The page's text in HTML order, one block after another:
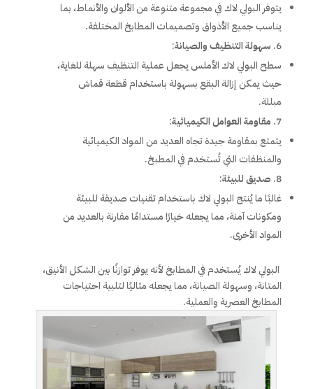
يتوفر البولي لاك في مجموعة متنوعة من الألوان والأنماط، بما
يناسب جميع الأذواق وتصميمات المطابخ المختلفة.
سهولة التنظيف والصيانة:
سطح البولي لاك الأملس يجعل عملية التنظيف سهلة للغاية،
حيث يمكن إزالة البقع بسهولة باستخدام قطعة قماش
مبللة.
مقاومة العوامل الكيميائية:
يتمتع بمقاومة جيدة تجاه العديد من المواد الكيميائية
والمنظفات التي تُستخدم في المطبخ.
صديق للبيئة:
غالبًا ما يُنتج البولي لاك باستخدام تقنيات صديقة للبيئة
ومكونات آمنة، مما يجعله خيارًا مستدامًا مقارنة بالعديد من
المواد الأخرى.
البولي لاك يُستخدم في المطابخ لأنه يوفر توازنًا بين الشكل الأنيق،
المتانة، وسهولة الصيانة، مما يجعله مثاليًا لتلبية احتياجات
المطابخ العصرية والعملية.